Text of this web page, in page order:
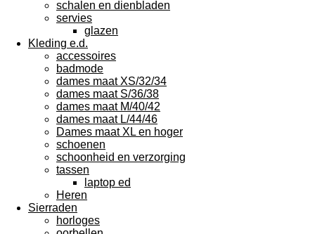
schalen en dienbladen
servies
glazen
Kleding e.d.
accessoires
badmode
dames maat XS/32/34
dames maat S/36/38
dames maat M/40/42
dames maat L/44/46
Dames maat XL en hoger
schoenen
schoonheid en verzorging
tassen
laptop ed
Heren
Sierraden
horloges